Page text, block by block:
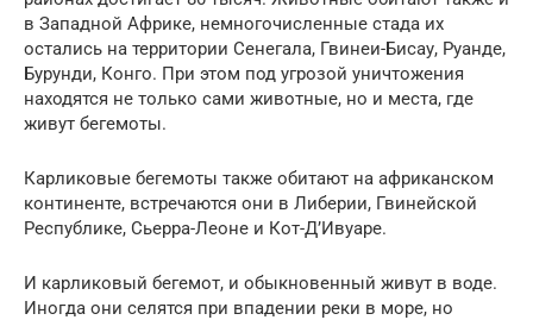
в Западной Африке, немногочисленные стада их
остались на территории Сенегала, Гвинеи-Бисау, Руанде,
Бурунди, Конго. При этом под угрозой уничтожения
находятся не только сами животные, но и места, где
живут бегемоты.
Карликовые бегемоты также обитают на африканском
континенте, встречаются они в Либерии, Гвинейской
Республике, Сьерра-Леоне и Кот-Д’Ивуаре.
И карликовый бегемот, и обыкновенный живут в воде.
Иногда они селятся при впадении реки в море, но